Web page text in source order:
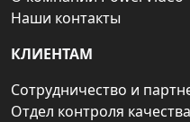
Наши контакты
КЛИЕНТАМ
Сотрудничество и
Отдел контроля качества